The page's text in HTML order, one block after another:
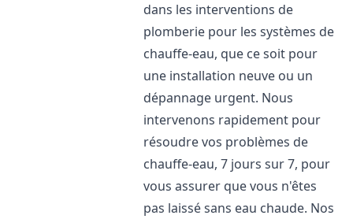
dans les interventions de
plomberie pour les systèmes de
chauffe-eau, que ce soit pour
une installation neuve ou un
dépannage urgent. Nous
intervenons rapidement pour
résoudre vos problèmes de
chauffe-eau, 7 jours sur 7, pour
vous assurer que vous n'êtes
pas laissé sans eau chaude. Nos